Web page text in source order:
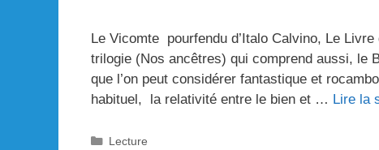
Le Vicomte pourfendu d’Italo Calvino, Le
trilogie (Nos ancêtres) qui comprend aussi, le
que l’on peut considérer fantastique et
habituel, la relativité entre le bien et … Lire la
Catégories
Lecture